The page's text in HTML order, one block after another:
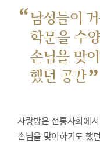
“남성들이
학문을 수
손님을 맞
했던 공간”
사랑방은 전통사회에
손님을 맞이하기도 했